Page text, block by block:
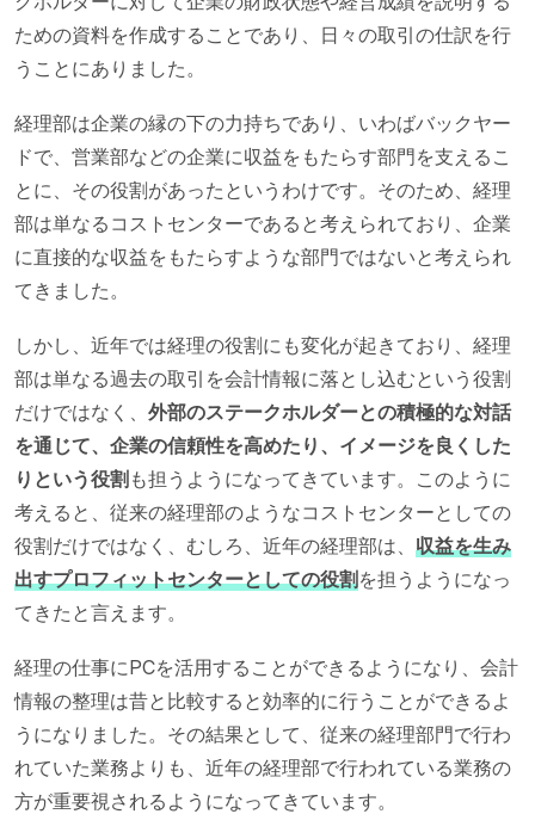
ための資料を作成することであり、日々の取引の仕訳を行
うことにありました。
経理部は企業の縁の下の力持ちであり、いわばバックヤー
ドで、営業部などの企業に収益をもたらす部門を支えるこ
とに、その役割があったというわけです。そのため、経理
部は単なるコストセンターであると考えられており、企業
に直接的な収益をもたらすような部門ではないと考えられ
てきました。
しかし、近年では経理の役割にも変化が起きており、経理
部は単なる過去の取引を会計情報に落とし込むという役割
だけではなく、 外部のステークホルダーとの積極的な対話
を通じて、企業の信頼性を高めたり、イメージを良くした
りという役割も担うようになってきています。このように
考えると、従来の経理部のようなコストセンターとしての
役割だけではなく、むしろ、近年の経理部は、 収益を生み
出すプロフィットセンターとしての役割を担うようになっ
てきたと言えます。
経理の仕事にPCを活用することができるようになり、会計
情報の整理は昔と比較すると効率的に行うことができるよ
うになりました。その結果として、従来の経理部門で行わ
れていた業務よりも、近年の経理部で行われている業務の
方が重要視されるようになってきています。